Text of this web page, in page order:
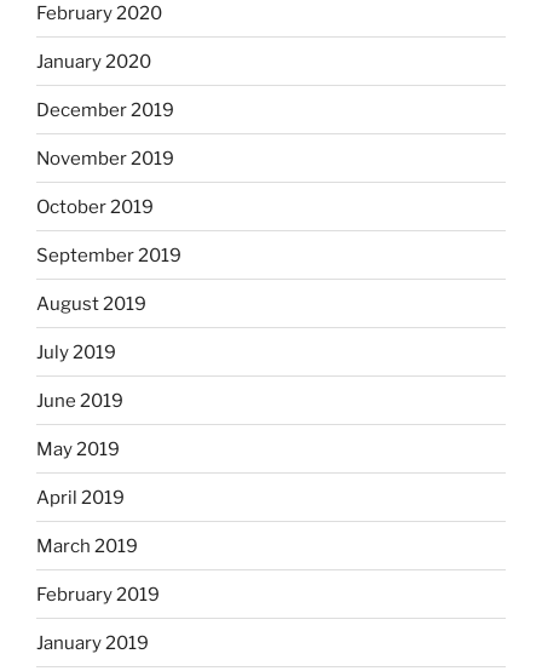
February 2020
January 2020
December 2019
November 2019
October 2019
September 2019
August 2019
July 2019
June 2019
May 2019
April 2019
March 2019
February 2019
January 2019